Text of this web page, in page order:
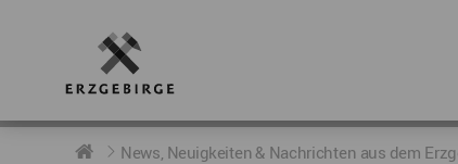
RUND UMS ERZGEBIRGE
AKTUELLES
DIE BOTSCHAFTER
News, Neuigkeiten & Nachrichten aus dem